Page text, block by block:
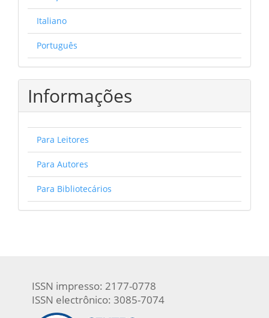
Italiano
Português
Informações
Para Leitores
Para Autores
Para Bibliotecários
ISSN impresso: 2177-0778
ISSN electrônico: 3085-7074